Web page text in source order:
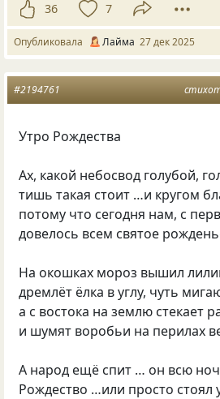
36 7
Опубликовала Лайма 27 дек 2025
#2194761
Утро Рождества
Ах, какой небосвод голубой,
тишь такая стоит …и кругом
потому что сегодня нам, с
довелось всем святое
На окошках мороз вышил
дремлёт ёлка в углу, чуть
а с востока на землю стекает
и шумят воробьи на перилах
А народ ещё спит … он всю
Рождество …или просто стоял